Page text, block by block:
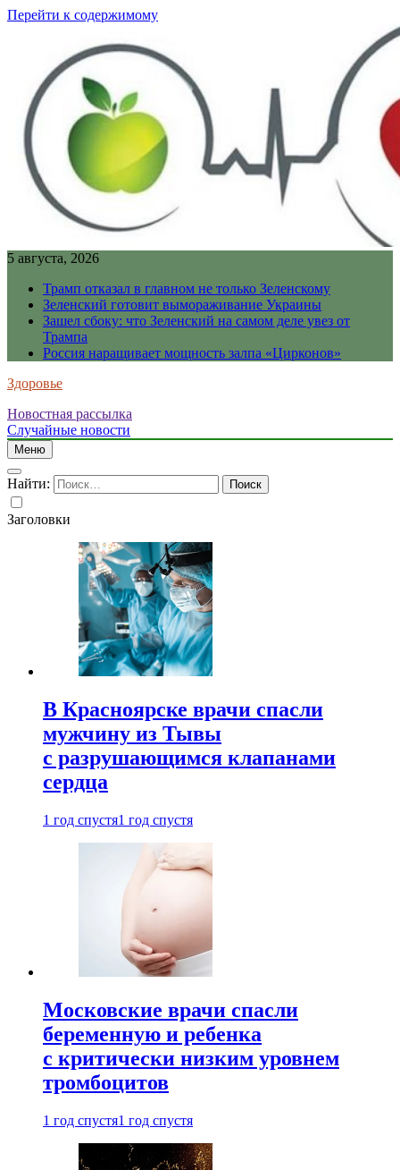
Перейти к содержимому
5 августа, 2026
Трамп отказал в главном не только Зеленскому
Зеленский готовит вымораживание Украины
Зашел сбоку: что Зеленский на самом деле увез от
Трампа
Россия наращивает мощность залпа «Цирконов»
Здоровье
Новостная рассылка
Случайные новости
Меню
Найти:
Заголовки
В Красноярске врачи спасли
мужчину из Тывы
с разрушающимся клапанами
сердца
1 год спустя1 год спустя
Московские врачи спасли
беременную и ребенка
с критически низким уровнем
тромбоцитов
1 год спустя1 год спустя